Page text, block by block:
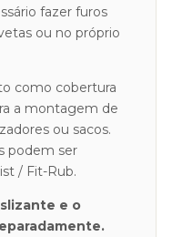
fazer furos
ou no próprio
como cobertura
a montagem de
ou sacos.
podem ser
/ Fit-Rub.
e o